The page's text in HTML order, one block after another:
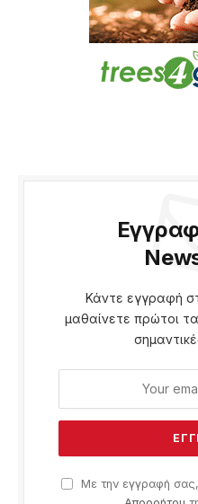
Κάντε εγγραφή
μαθαίνετε πρώτοι
Με την εγγραφή